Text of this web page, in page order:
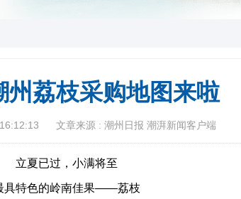
州荔枝采购地图来啦
文章来源 : 潮州日报 潮湃新闻客户端
立夏已过，小满将至
具特色的岭南佳果——荔枝